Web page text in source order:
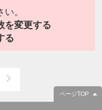
。
を変更する
る
ページTOP